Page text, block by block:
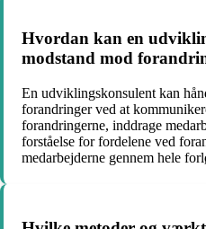
Hvordan kan en
modstand mod
En udviklingskonsulent kan
forandringer ved at
forandringerne, inddrage
forståelse for fordelene ved
medarbejderne gennem hele